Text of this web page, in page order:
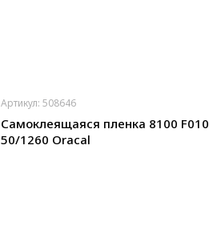
Артикул: 508646
Самоклеящаяся пленка 8100 F010
50/1260 Oracal